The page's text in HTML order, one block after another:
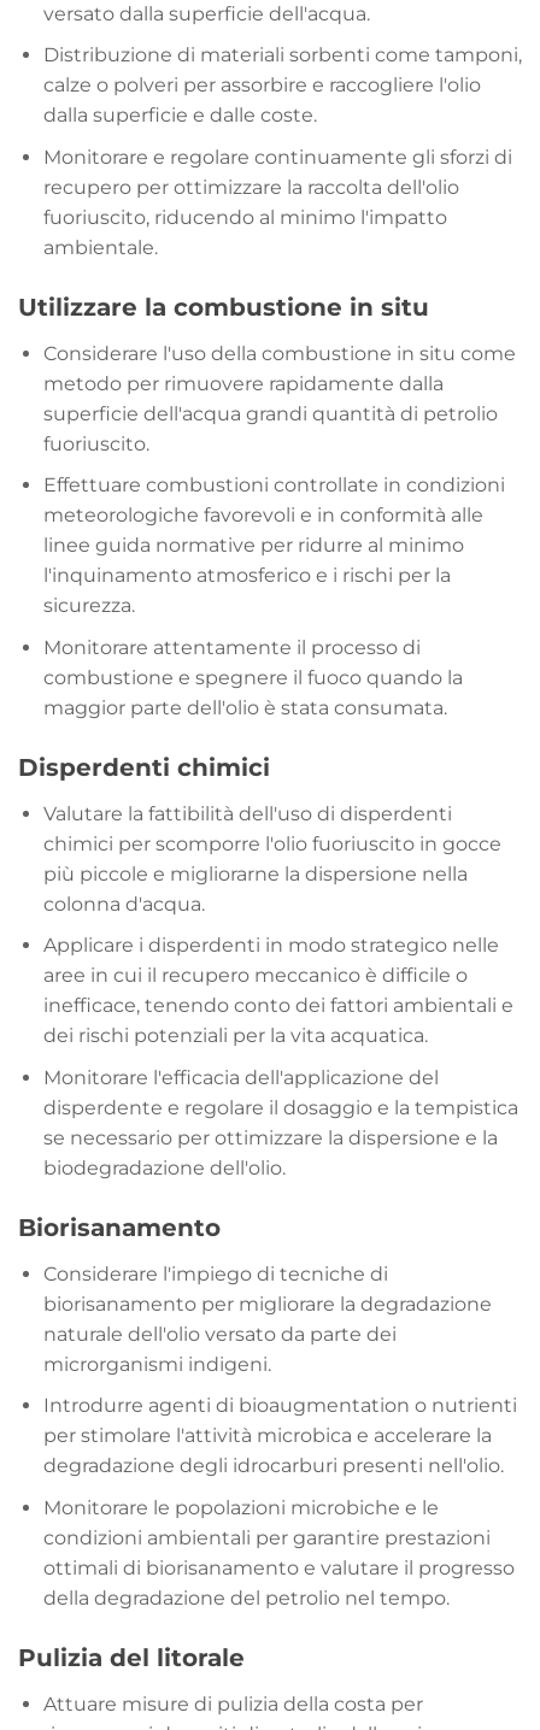
versato dalla superficie dell'acqua.
Distribuzione di materiali sorbenti come tamponi,
calze o polveri per assorbire e raccogliere l'olio
dalla superficie e dalle coste.
Monitorare e regolare continuamente gli sforzi di
recupero per ottimizzare la raccolta dell'olio
fuoriuscito, riducendo al minimo l'impatto
ambientale.
Utilizzare la combustione in situ
Considerare l'uso della combustione in situ come
metodo per rimuovere rapidamente dalla
superficie dell'acqua grandi quantità di petrolio
fuoriuscito.
Effettuare combustioni controllate in condizioni
meteorologiche favorevoli e in conformità alle
linee guida normative per ridurre al minimo
l'inquinamento atmosferico e i rischi per la
sicurezza.
Monitorare attentamente il processo di
combustione e spegnere il fuoco quando la
maggior parte dell'olio è stata consumata.
Disperdenti chimici
Valutare la fattibilità dell'uso di disperdenti
chimici per scomporre l'olio fuoriuscito in gocce
più piccole e migliorarne la dispersione nella
colonna d'acqua.
Applicare i disperdenti in modo strategico nelle
aree in cui il recupero meccanico è difficile o
inefficace, tenendo conto dei fattori ambientali e
dei rischi potenziali per la vita acquatica.
Monitorare l'efficacia dell'applicazione del
disperdente e regolare il dosaggio e la tempistica
se necessario per ottimizzare la dispersione e la
biodegradazione dell'olio.
Biorisanamento
Considerare l'impiego di tecniche di
biorisanamento per migliorare la degradazione
naturale dell'olio versato da parte dei
microrganismi indigeni.
Introdurre agenti di bioaugmentation o nutrienti
per stimolare l'attività microbica e accelerare la
degradazione degli idrocarburi presenti nell'olio.
Monitorare le popolazioni microbiche e le
condizioni ambientali per garantire prestazioni
ottimali di biorisanamento e valutare il progresso
della degradazione del petrolio nel tempo.
Pulizia del litorale
Attuare misure di pulizia della costa per